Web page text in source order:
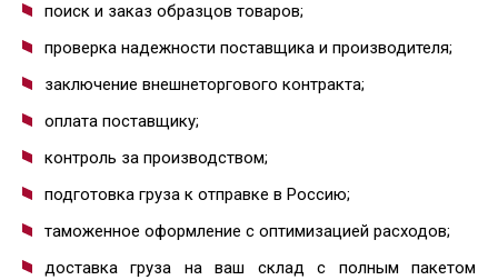
поиск и заказ образцов товаров;
проверка надежности поставщика и производителя;
заключение внешнеторгового контракта;
оплата поставщику;
контроль за производством;
подготовка груза к отправке в Россию;
таможенное оформление с оптимизацией расходов;
доставка груза на ваш склад с полным пакетом